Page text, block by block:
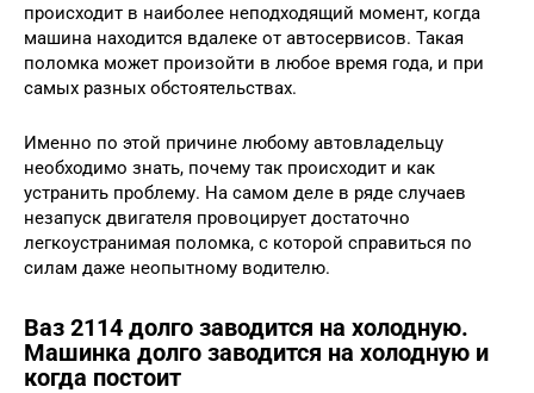
происходит в наиболее неподходящий момент, когда
машина находится вдалеке от автосервисов. Такая
поломка может произойти в любое время года, и при
самых разных обстоятельствах.
Именно по этой причине любому автовладельцу
необходимо знать, почему так происходит и как
устранить проблему. На самом деле в ряде случаев
незапуск двигателя провоцирует достаточно
легкоустранимая поломка, с которой справиться по
силам даже неопытному водителю.
Ваз 2114 долго заводится на холодную.
Машинка долго заводится на холодную и
когда постоит